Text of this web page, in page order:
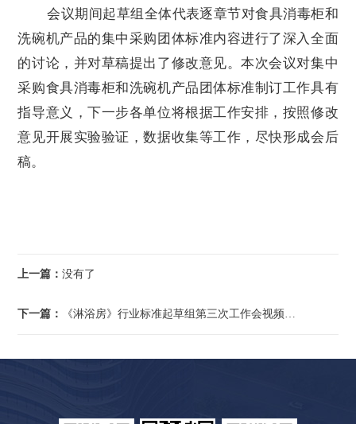
会议期间起草组全体代表逐章节对食具消毒柜和
洗碗机产品的集中采购团体标准内容进行了深入全面
的讨论，并对草稿提出了修改意见。本次会议对集中
采购食具消毒柜和洗碗机产品团体标准制订工作具有
指导意义，下一步各单位将根据工作安排，按照修改
意见开展实验验证，数据收集等工作，尽快形成会后
稿。
上一篇：没有了
下一篇： 《淋浴房》行业标准起草组第三次工作会视频召开